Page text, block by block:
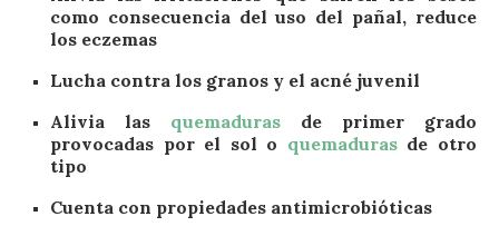
como consecuencia del uso del pañal, reduce
los eczemas
Lucha contra los granos y el acné juvenil
Alivia las quemaduras de primer grado
provocadas por el sol o quemadurasde otro
tipo
Cuenta con propiedades antimicrobióticas